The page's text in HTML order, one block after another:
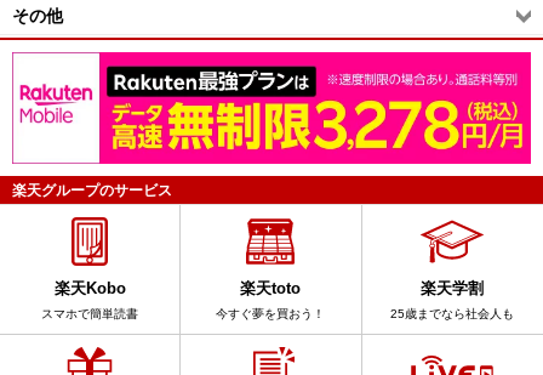
その他
楽天グループのサービス
楽天Kobo
スマホで簡単読書
楽天toto
今すぐ夢を買おう！
楽天学割
25歳までなら社会人も